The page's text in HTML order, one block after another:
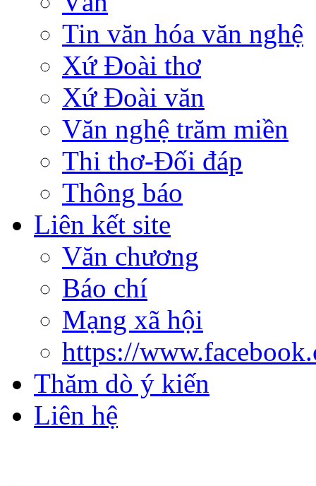
Tin văn hóa văn nghệ
Xứ Đoài thơ
Xứ Đoài văn
Văn nghệ trăm miền
Thi thơ-Đối đáp
Thông báo
Liên kết site
Văn chương
Báo chí
Mạng xã hội
https://
Thăm dò ý kiến
Liên hệ